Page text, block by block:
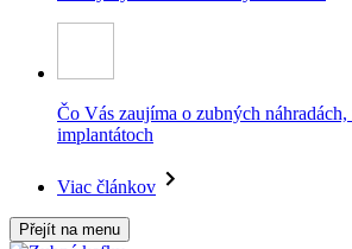
Čo Vás zaujíma o zubných náhradách,
implantátoch
Viac článkov
Přejít na menu